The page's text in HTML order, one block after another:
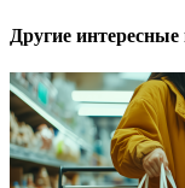
Другие интересные